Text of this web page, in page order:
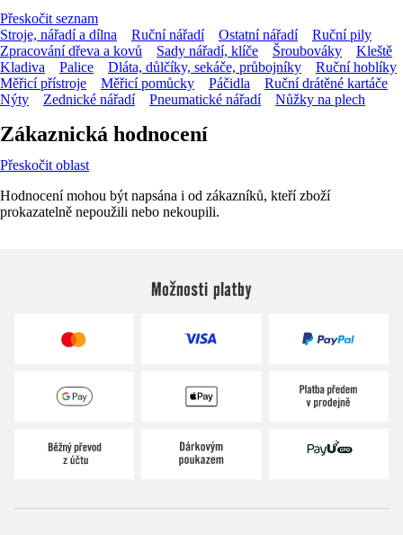
Přeskočit seznam
Stroje, nářadí a dílna
Ruční nářadí Ostatní nářadí
Ruční pily
Zpracování dřeva a kovů
Sady nářadí, klíče Šroubováky
Kleště
Kladiva
Palice Dláta, důlčíky, sekáče, průbojníky
Ruční hoblíky
Měřicí přístroje
Měřicí pomůcky Páčidla
Ruční drátěné kartáče
Nýty
Zednické nářadí Pneumatické nářadí Nůžky na plech
Zákaznická hodnocení
Přeskočit oblast
Hodnocení mohou být napsána i od zákazníků, kteří zboží
prokazatelně nepoužili nebo nekoupili.
Možnosti platby